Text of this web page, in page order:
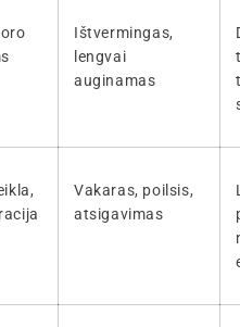
Ištvermingas,
lengvai
auginamas
Vakaras, poilsis,
atsigavimas